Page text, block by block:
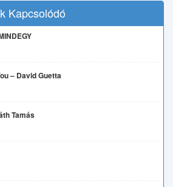
Kapcsolódó
– David Guetta
Tamás